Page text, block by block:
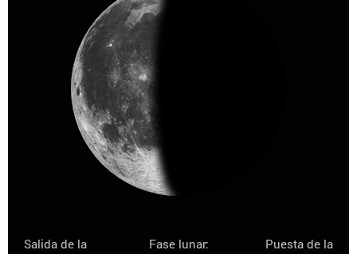
Salida de la
Fase lunar:
Puesta de la